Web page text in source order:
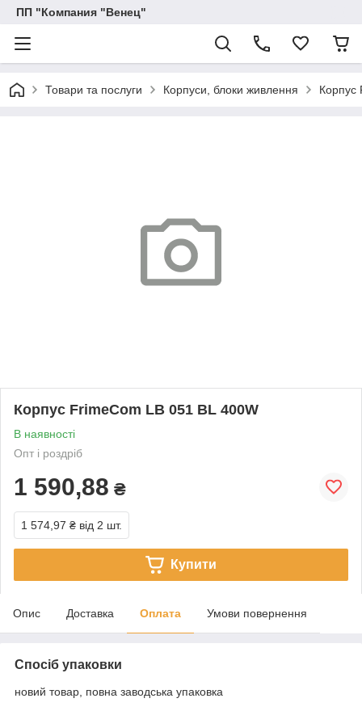
ПП "Компания "Венец"
Товари та послуги Корпуси, блоки живлення Корпус
Корпус FrimeCom LB 051 BL 400W
В наявності
Опт і роздріб
1 590,88 ₴
1 574,97 ₴ від 2 шт.
Купити
Опис Доставка Оплата Умови повернення
Спосіб упаковки
новий товар, повна заводська упаковка